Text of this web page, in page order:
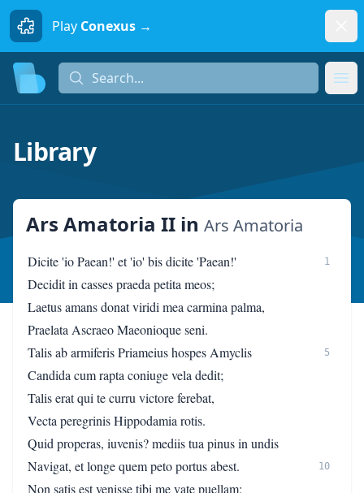
Play Conexus →
Search...
Library
Ars Amatoria II in Ars Amatoria
Dicite 'io Paean!' et 'io' bis dicite 'Paean!' 1
Decidit in casses praeda petita meos;
Laetus amans donat viridi mea carmina palma,
Praelata Ascraeo Maeonioque seni.
Talis ab armiferis Priameius hospes Amyclis
5
Candida cum rapta coniuge vela dedit;
Talis erat qui te curru victore ferebat,
Vecta peregrinis Hippodamia rotis.
Quid properas, iuvenis? mediis tua pinus in undis
Navigat, et longe quem peto portus abest.
10
Non satis est venisse tibi me vate puellam: